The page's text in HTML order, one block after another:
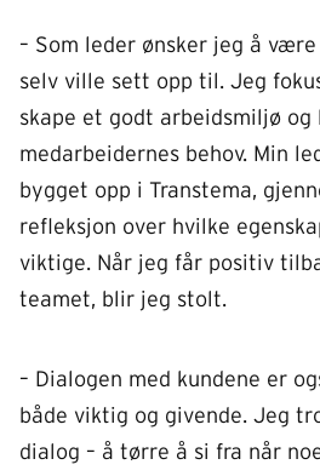
– Som leder ønsker jeg å
selv ville sett opp til. Jeg
skape et godt arbeidsmiljø og
medarbeidernes behov. Min
bygget opp i Transtema,
refleksjon over hvilke
viktige. Når jeg får positiv
teamet, blir jeg stolt.
– Dialogen med kundene er
både viktig og givende. Jeg
dialog – å tørre å si fra når